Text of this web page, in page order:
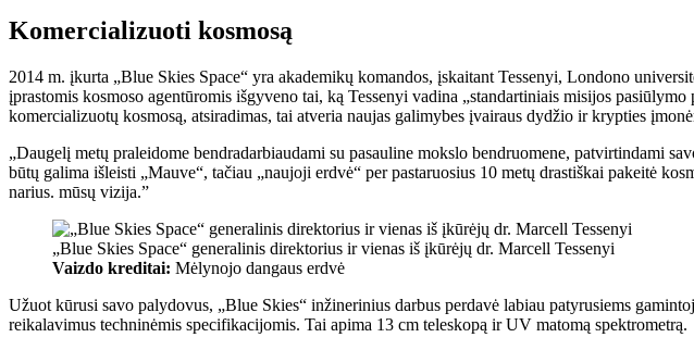
Komercializuoti kosmosą
2014 m. įkurta „Blue Skies Space“ yra akademikų komandos, įskaitant Tessenyi, Londono
įprastomis kosmoso agentūromis išgyveno tai, ką Tessenyi vadina „standartiniais misijos
komercializuotų kosmosą, atsiradimas, tai atveria naujas galimybes įvairaus dydžio ir krypties
„Daugelį metų praleidome bendradarbiaudami su pasauline mokslo bendruomene, patvirtindami
būtų galima išleisti „Mauve“, tačiau „naujoji erdvė“ per pastaruosius 10 metų drastiškai pakeitė
narius. mūsų vizija.”
„Blue Skies Space“ generalinis direktorius ir vienas iš įkūrėjų dr. Marcell Tessenyi
Vaizdo kreditai: Mėlynojo dangaus erdvė
Užuot kūrusi savo palydovus, „Blue Skies“ inžinerinius darbus perdavė labiau patyrusiems
reikalavimus techninėmis specifikacijomis. Tai apima 13 cm teleskopą ir UV matomą spektrometrą.